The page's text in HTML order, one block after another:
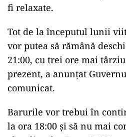
fi relaxate.
Tot de la începutul lunii
vor putea să rămână
21:00, cu trei ore mai
prezent, a anunţat
comunicat.
Barurile vor trebui în
la ora 18:00 şi să nu mai